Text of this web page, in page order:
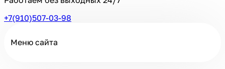
+7(910)507-03-98
Меню сайта